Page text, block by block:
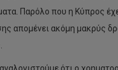
Παρόλο που η Κύπρος
ακόμη μακρύς